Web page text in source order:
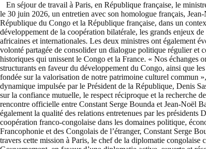
En séjour de travail à Paris, en République française, le
le 30 juin 2026, un entretien avec son homologue français,
République du Congo et la République française, dans un
développement de la coopération bilatérale, les grands enjeux
africaines et internationales. Les deux ministres ont également
volonté partagée de consolider un dialogue politique régulier et
historiques qui unissent le Congo et la France. « Nos échanges
structurants en faveur du développement du Congo, ainsi que
fondée sur la valorisation de notre patrimoine culturel commun
dynamique impulsée par le Président de la République, Denis
sur la confiance mutuelle, le respect réciproque et la recherche
rencontre officielle entre Constant Serge Bounda et Jean-Noël
également la qualité des relations entretenues par les
coopération franco-congolaise dans les domaines politique,
Francophonie et des Congolais de l’étranger, Constant Serge
travers cette mission à Paris, le chef de la diplomatie